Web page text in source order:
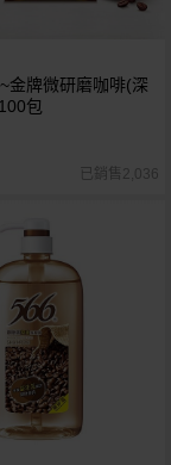
金牌微研磨咖啡(深
包
已銷售2,036